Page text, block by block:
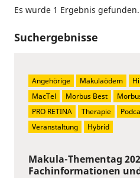
Es wurde 1 Ergebnis gefunden.
Suchergebnisse
Makula-Thementag
Fachinformationen
Angehörige Makulaödem
MacTel
Morbus Best
PRO RETINA
Therapie
Veranstaltung
Hybrid